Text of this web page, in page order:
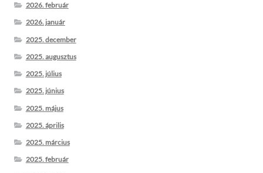
2026. február
2026. január
2025. december
2025. augusztus
2025. július
2025. június
2025. május
2025. április
2025. március
2025. február